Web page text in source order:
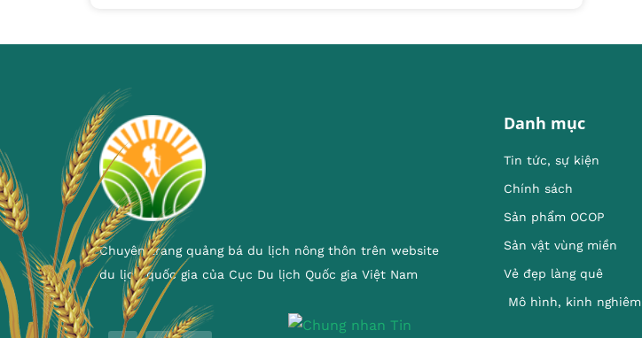
Chuyên trang quảng bá du lịch nông thôn trên website
du lịch quốc gia của Cục Du lịch Quốc gia Việt Nam
Danh mục
Tin tức, sự kiện
Chính sách
Sản phẩm OCOP
Sản vật vùng miền
Vẻ đẹp làng quê
Mô hình, kinh nghiêm